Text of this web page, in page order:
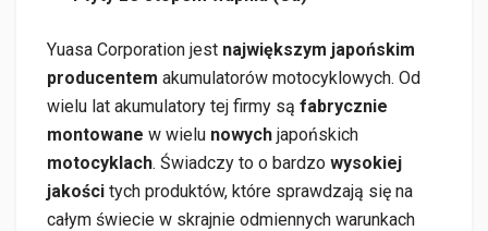
Yuasa Corporation jest największym japońskim
producentem akumulatorów motocyklowych. Od
wielu lat akumulatory tej firmy są fabrycznie
montowane w wielu nowych japońskich
motocyklach. Świadczy to o bardzo wysokiej
jakości tych produktów, które sprawdzają się na
całym świecie w skrajnie odmiennych warunkach